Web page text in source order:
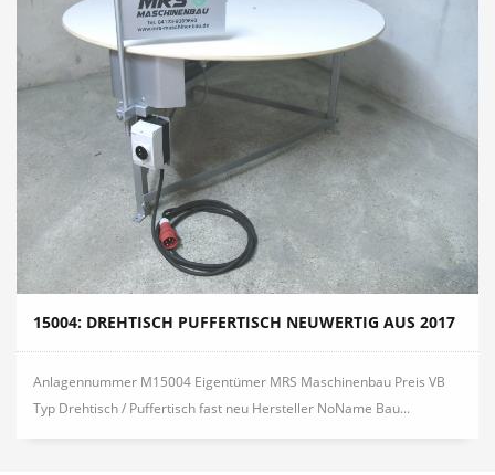
15004: DREHTISCH PUFFERTISCH NEUWERTIG AUS 2017
Anlagennummer M15004 Eigentümer MRS Maschinenbau Preis VB
Typ Drehtisch / Puffertisch fast neu Hersteller NoName Bau...